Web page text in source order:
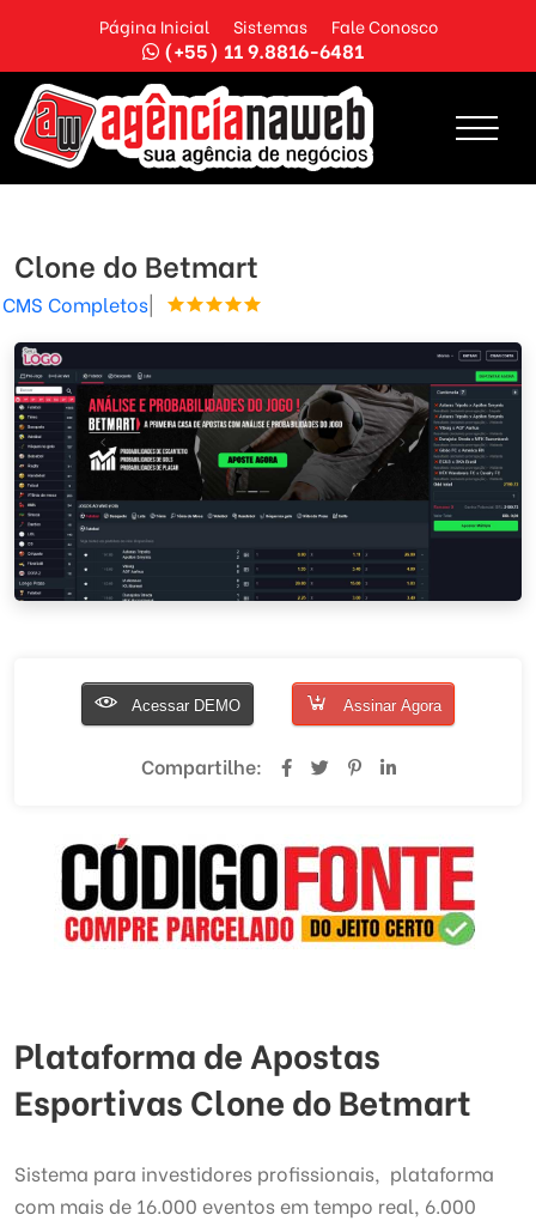
Página Inicial Sistemas Fale Conosco
(+55) 11 9.8816-6481
Clone do Betmart
CMS Completos|
Acessar DEMO Assinar Agora
Compartilhe:
Plataforma de Apostas
Esportivas Clone do Betmart
Sistema para investidores profissionais, plataforma
com mais de 16.000 eventos em tempo real, 6.000